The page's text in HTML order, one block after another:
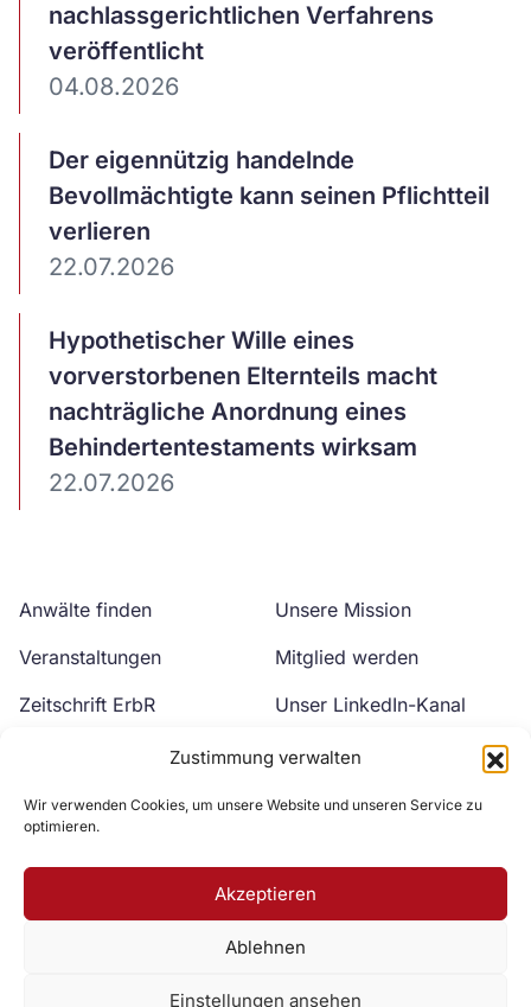
Zustimmung verwalten
Wir verwenden Cookies, um unsere Website und unseren Service zu
optimieren.
Akzeptieren
Ablehnen
Einstellungen ansehen
nachlassgerichtlichen Verfahrens
veröffentlicht
04.08.2026
Der eigennützig handelnde
Bevollmächtigte kann seinen Pflichtteil
verlieren
22.07.2026
Artikel
ansehen
Hypothetischer Wille eines
vorverstorbenen Elternteils macht
nachträgliche Anordnung eines
Behindertentestaments wirksam
22.07.2026
Artikel
ansehen
Anwälte finden
Veranstaltungen
Zeitschrift ErbR
Unsere Mission
Mitglied werden
Unser LinkedIn-Kanal
Unser YouTube-Kanal
Zur DAV Webseite